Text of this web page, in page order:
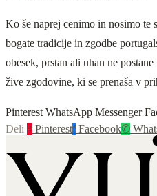
Ko še naprej cenimo in nosimo te
bogate tradicije in zgodbe
obesek, prstan ali uhan ne
žive zgodovine, ki se prenaša v
Pinterest WhatsApp Messenger
Deli PPinterestfFacebook✆